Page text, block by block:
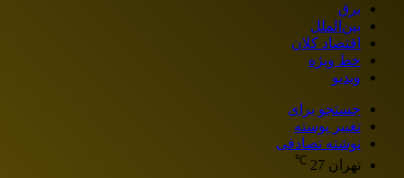
برق
بین‌الملل
اقتصاد کلان
خط ویژه
ویدیو
جستجو برای
تغییر پوسته
نوشته تصادفی
تهران 27
℃